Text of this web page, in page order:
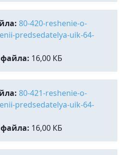
80-420-reshenie-o-
predsedatelya-uik-64-
16,00 КБ
80-421-reshenie-o-
predsedatelya-uik-64-
16,00 КБ